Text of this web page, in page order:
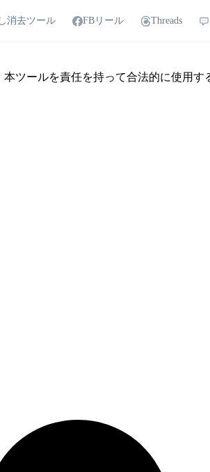
消去ツール FBリール Threads
ツールを責任を持って合法的に使用